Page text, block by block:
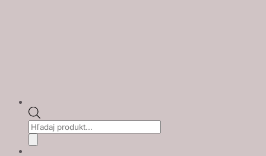
Products
search